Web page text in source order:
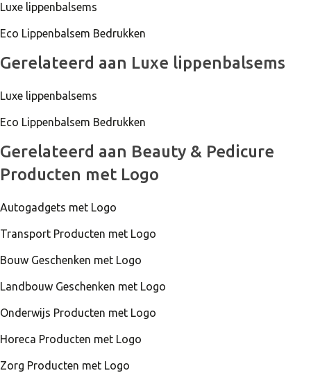
Luxe lippenbalsems
Eco Lippenbalsem Bedrukken
Gerelateerd aan Luxe lippenbalsems
Luxe lippenbalsems
Eco Lippenbalsem Bedrukken
Gerelateerd aan Beauty & Pedicure
Producten met Logo
Autogadgets met Logo
Transport Producten met Logo
Bouw Geschenken met Logo
Landbouw Geschenken met Logo
Onderwijs Producten met Logo
Horeca Producten met Logo
Zorg Producten met Logo